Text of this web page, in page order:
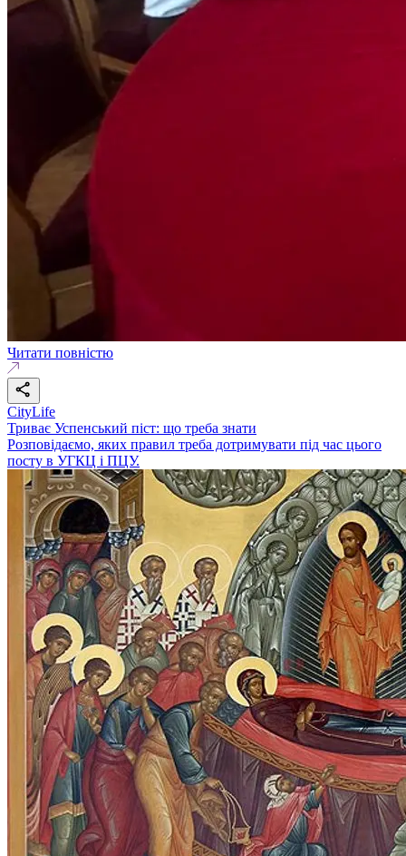
Читати повністю
CityLife
Триває Успенський піст: що треба знати
Розповідаємо, яких правил треба дотримувати під час цього
посту в УГКЦ і ПЦУ.